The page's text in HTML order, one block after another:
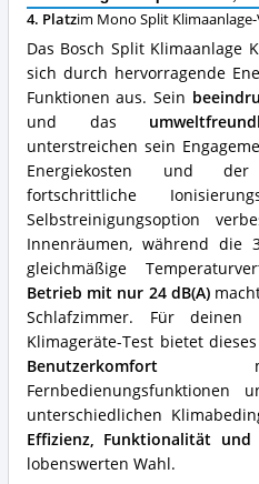
4. Platzim Mono Split Klimaanlage-
Das Bosch Split Klimaanlage
sich durch hervorragende
Funktionen aus. Sein
und das
unterstreichen sein
Energiekosten und der
fortschrittliche
Selbstreinigungsoption
Innenräumen, während die
gleichmäßige
Betrieb mit nur 24 dB(A)
Schlafzimmer. Für deinen
Klimageräte-Test bietet
Benutzerkomfortmit
unterschiedlichen
Effizienz, Funktionalität und
lobenswerten Wahl.
Vorteile:
Was
spricht
für
diese
Mono
Split
Klimaanlage?